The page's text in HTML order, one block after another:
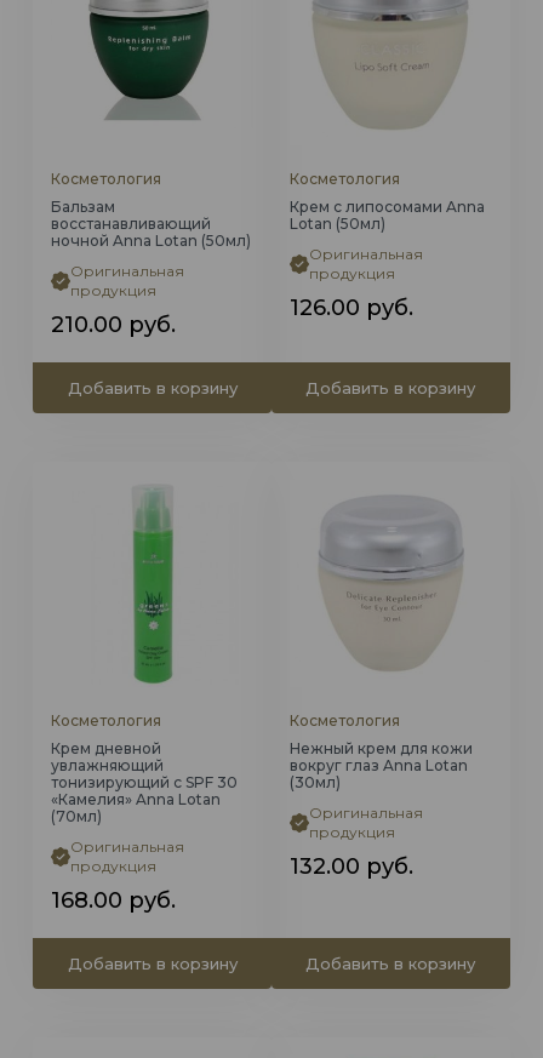
Косметология
Бальзам
восстанавливающий
ночной Anna Lotan (50мл)
Оригинальная
продукция
210.00 руб.
Добавить в корзину
Косметология
Крем с липосомами Anna
Lotan (50мл)
Оригинальная
продукция
126.00 руб.
Добавить в корзину
Косметология
Крем дневной
увлажняющий
тонизирующий с SPF 30
«Камелия» Anna Lotan
(70мл)
Оригинальная
продукция
168.00 руб.
Добавить в корзину
Косметология
Нежный крем для кожи
вокруг глаз Anna Lotan
(30мл)
Оригинальная
продукция
132.00 руб.
Добавить в корзину